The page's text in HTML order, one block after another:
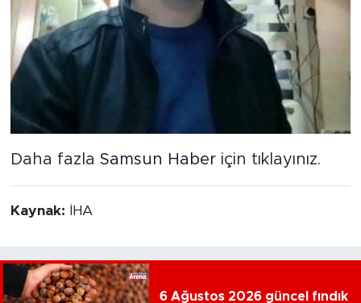
Daha fazla Samsun Haberiçin tıklayınız.
Kaynak: İHA
6 Ağustos 2026 güncel fındık